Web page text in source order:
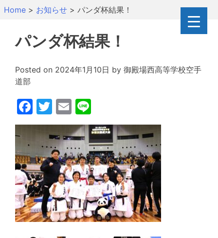
SkipHome > お知らせ > パンダ杯結果！
パンダ杯結果！
Posted on 2024年1月10日 by 御殿場西高等学校空手
道部
Facebook
Twitter
Email